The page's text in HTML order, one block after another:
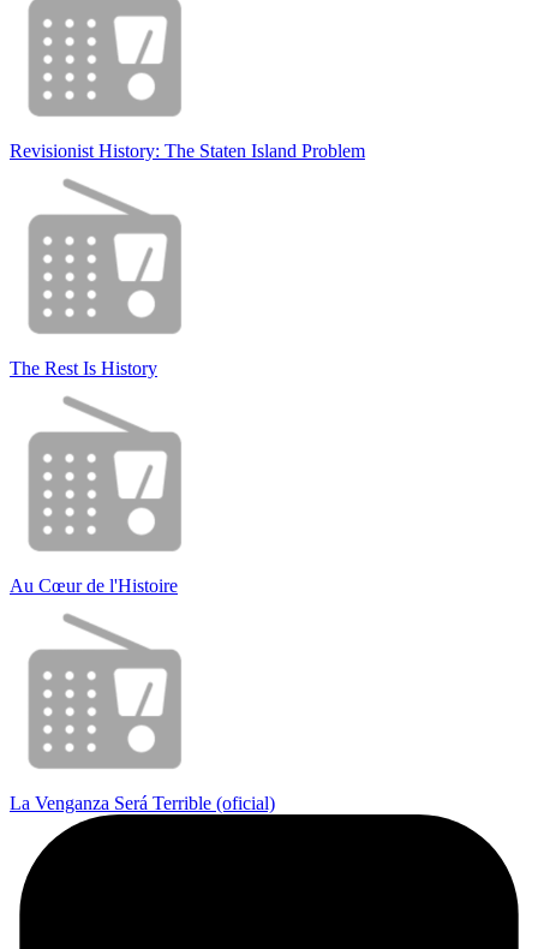
Revisionist History: The Staten Island Problem
The Rest Is History
Au Cœur de l'Histoire
La Venganza Será Terrible (oficial)